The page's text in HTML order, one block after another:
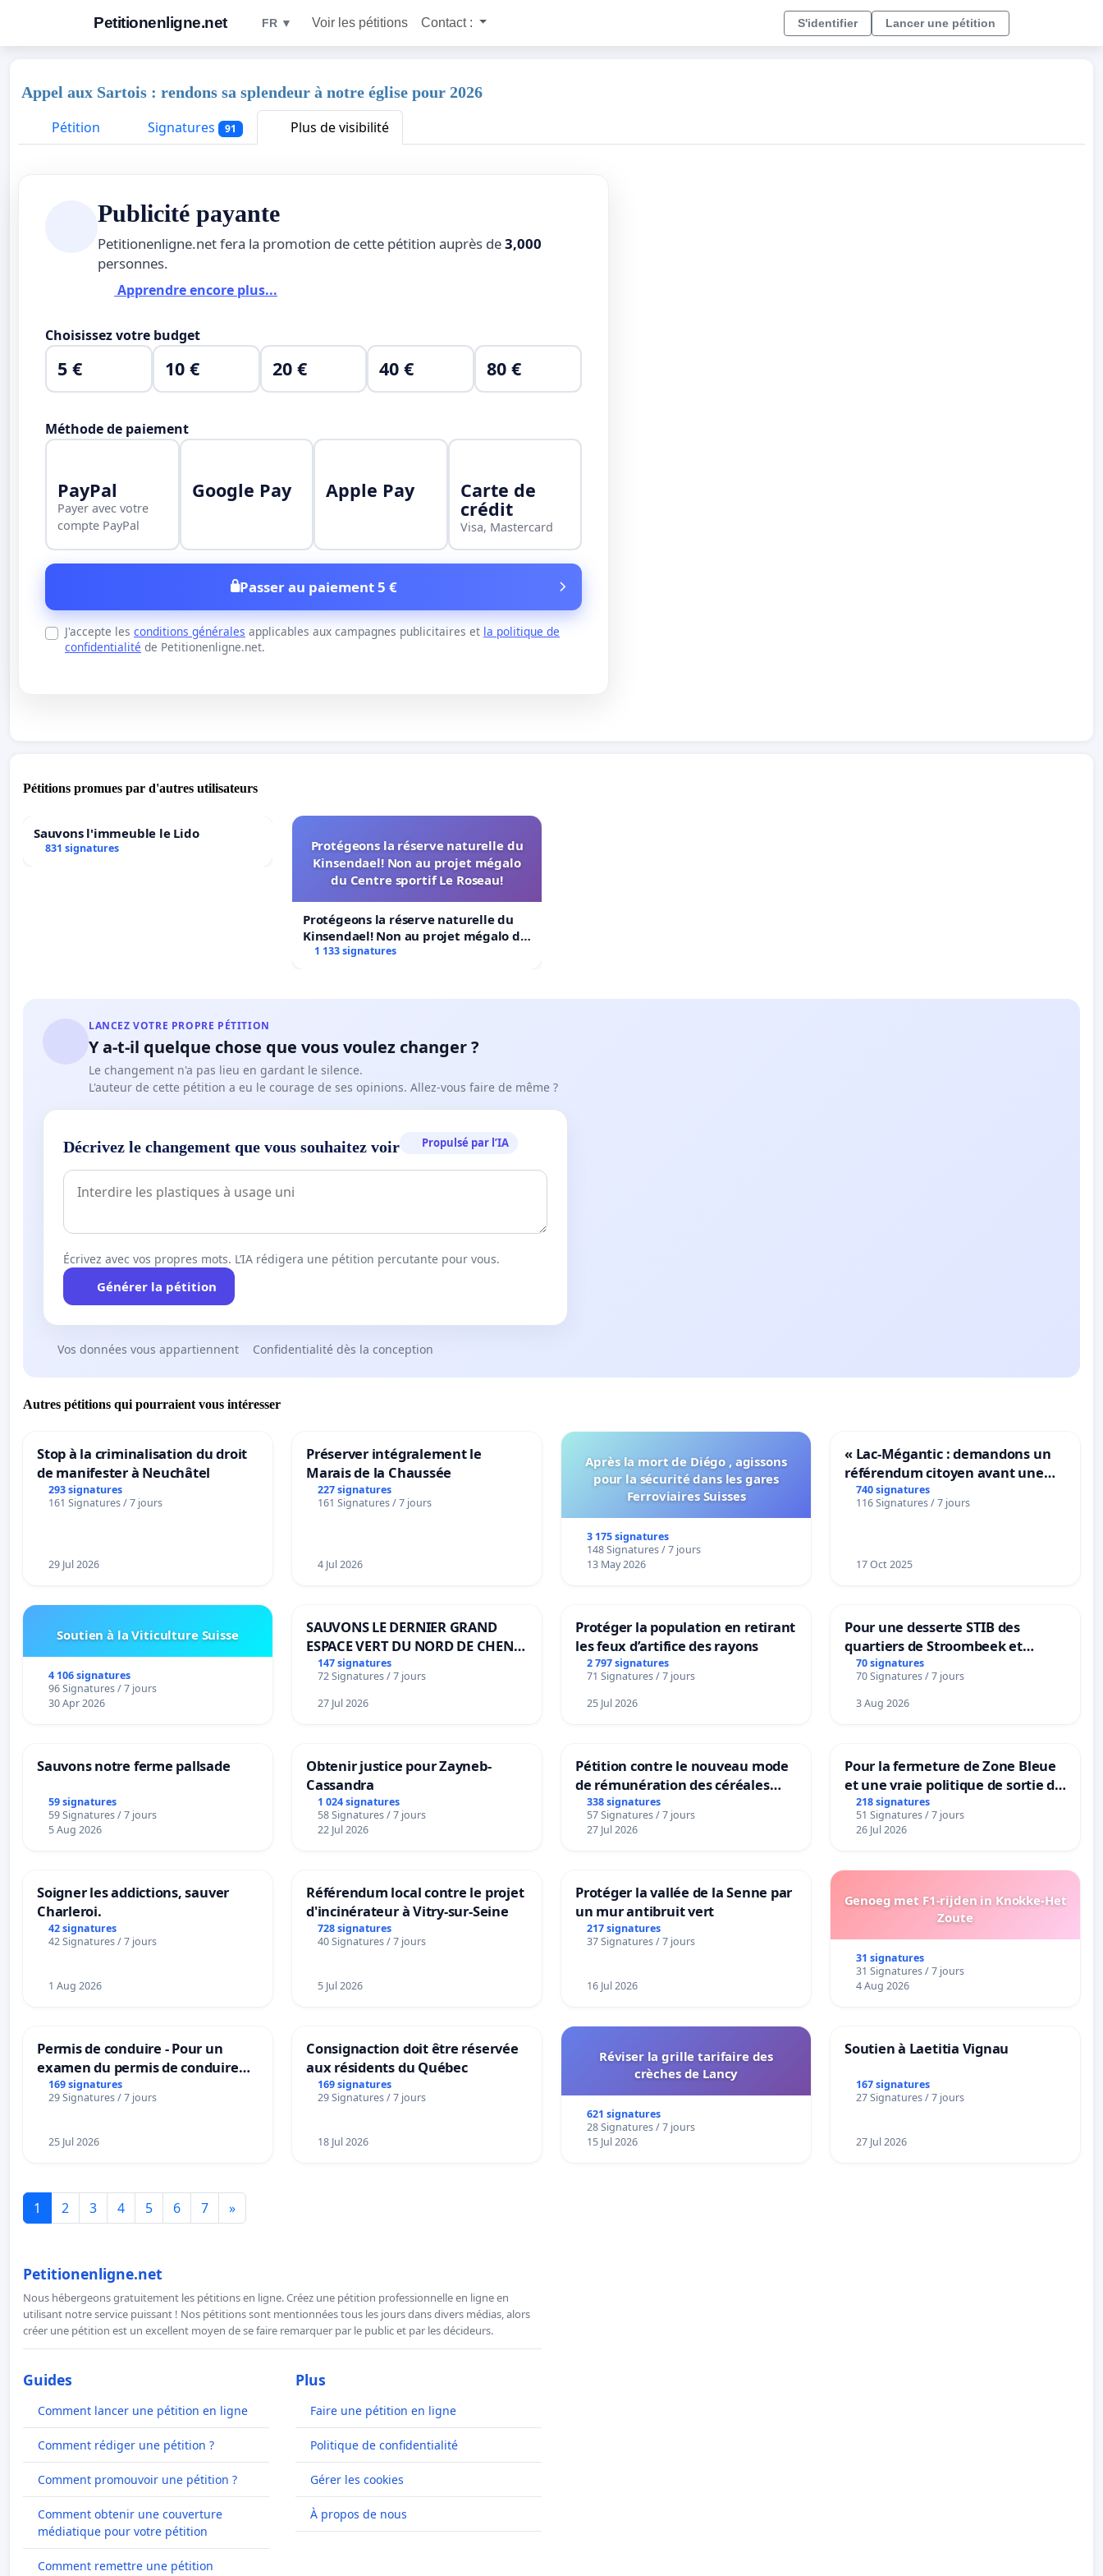
Petitionenligne.net FR ▼ Voir les pétitions Contact : S'identifier Lancer une pétition
Appel aux Sartois : rendons sa splendeur à notre église pour 2026
Pétition
Signatures 91 Plus de visibilité
Publicité payante
Petitionenligne.net fera la promotion de cette pétition auprès de3,000
personnes.
Apprendre encore plus...
Choisissez votre budget
5 € 10 € 20 € 40 € 80 €
Méthode de paiement
PayPal
Payer avec votre
compte PayPal
Google Pay Apple Pay Carte de
crédit
Visa, Mastercard
Passer au paiement 5 €
J'accepte les conditions générales applicables aux campagnes publicitaires et la politique de
confidentialité de Petitionenligne.net.
Pétitions promues par d'autres utilisateurs
Sauvons l'immeuble le Lido
831 signatures
Protégeons la réserve naturelle du
Kinsendael! Non au projet mégalo
du Centre sportif Le Roseau!
Protégeons la réserve naturelle du
Kinsendael! Non au projet mégalo du
Centre sportif Le Roseau!
1 133 signatures
LANCEZ VOTRE PROPRE PÉTITION
Y a-t-il quelque chose que vous voulez changer ?
Le changement n'a pas lieu en gardant le silence.
L'auteur de cette pétition a eu le courage de ses opinions. Allez-vous faire de même ?
Décrivez le changement que vous souhaitez voir Propulsé par l’IA
Écrivez avec vos propres mots. L’IA rédigera une pétition percutante pour vous.
Générer la pétition
Vos données vous appartiennent Confidentialité dès la conception
Autres pétitions qui pourraient vous intéresser
Stop à la criminalisation du droit
de manifester à Neuchâtel
293 signatures
161 Signatures / 7 jours
29 Jul 2026
Préserver intégralement le
Marais de la Chaussée
227 signatures
161 Signatures / 7 jours
4 Jul 2026
Après la mort de Diégo , agissons
pour la sécurité dans les gares
Ferroviaires Suisses
3 175 signatures
148 Signatures / 7 jours
13 May 2026
« Lac-Mégantic : demandons un
référendum citoyen avant une
transformation irréversible de
notre territoire »
740 signatures
116 Signatures / 7 jours
17 Oct 2025
Soutien à la Viticulture Suisse
4 106 signatures
96 Signatures / 7 jours
30 Apr 2026
SAUVONS LE DERNIER GRAND
ESPACE VERT DU NORD DE CHENE-
BOUGERIES
147 signatures
72 Signatures / 7 jours
27 Jul 2026
Protéger la population en retirant
les feux d’artifice des rayons
2 797 signatures
71 Signatures / 7 jours
25 Jul 2026
Pour une desserte STIB des
quartiers de Stroombeek et
Beauval - Voor een MIVB-
bediening van de wijken
Strombeek en Het Voor
70 signatures
70 Signatures / 7 jours
3 Aug 2026
Sauvons notre ferme pallsade
59 signatures
59 Signatures / 7 jours
5 Aug 2026
Obtenir justice pour Zayneb-
Cassandra
1 024 signatures
58 Signatures / 7 jours
22 Jul 2026
Pétition contre le nouveau mode
de rémunération des céréales
panifiables de Swiss granum basé
sur la teneur en protéines
338 signatures
57 Signatures / 7 jours
27 Jul 2026
Pour la fermeture de Zone Bleue
et une vraie politique de sortie de
la dépendance
218 signatures
51 Signatures / 7 jours
26 Jul 2026
Soigner les addictions, sauver
Charleroi.
42 signatures
42 Signatures / 7 jours
1 Aug 2026
Référendum local contre le projet
d'incinérateur à Vitry-sur-Seine
728 signatures
40 Signatures / 7 jours
5 Jul 2026
Protéger la vallée de la Senne par
un mur antibruit vert
217 signatures
37 Signatures / 7 jours
16 Jul 2026
Genoeg met F1-rijden in Knokke-Het
Zoute
31 signatures
31 Signatures / 7 jours
4 Aug 2026
Permis de conduire - Pour un
examen du permis de conduire
accessible dans plusieurs langues
à Bruxelles
169 signatures
29 Signatures / 7 jours
25 Jul 2026
Consignaction doit être réservée
aux résidents du Québec
169 signatures
29 Signatures / 7 jours
18 Jul 2026
Réviser la grille tarifaire des
crèches de Lancy
621 signatures
28 Signatures / 7 jours
15 Jul 2026
Soutien à Laetitia Vignau
167 signatures
27 Signatures / 7 jours
27 Jul 2026
1 2 3 4 5 6 7 »
Petitionenligne.net
Nous hébergeons gratuitement les pétitions en ligne. Créez une pétition professionnelle en ligne en
utilisant notre service puissant ! Nos pétitions sont mentionnées tous les jours dans divers médias, alors
créer une pétition est un excellent moyen de se faire remarquer par le public et par les décideurs.
Guides
Comment lancer une pétition en ligne
Comment rédiger une pétition ?
Comment promouvoir une pétition ?
Comment obtenir une couverture
médiatique pour votre pétition
Comment remettre une pétition
Plus
Faire une pétition en ligne
Politique de confidentialité
Gérer les cookies
À propos de nous